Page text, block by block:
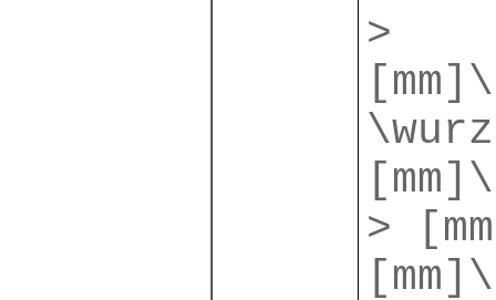
>
>